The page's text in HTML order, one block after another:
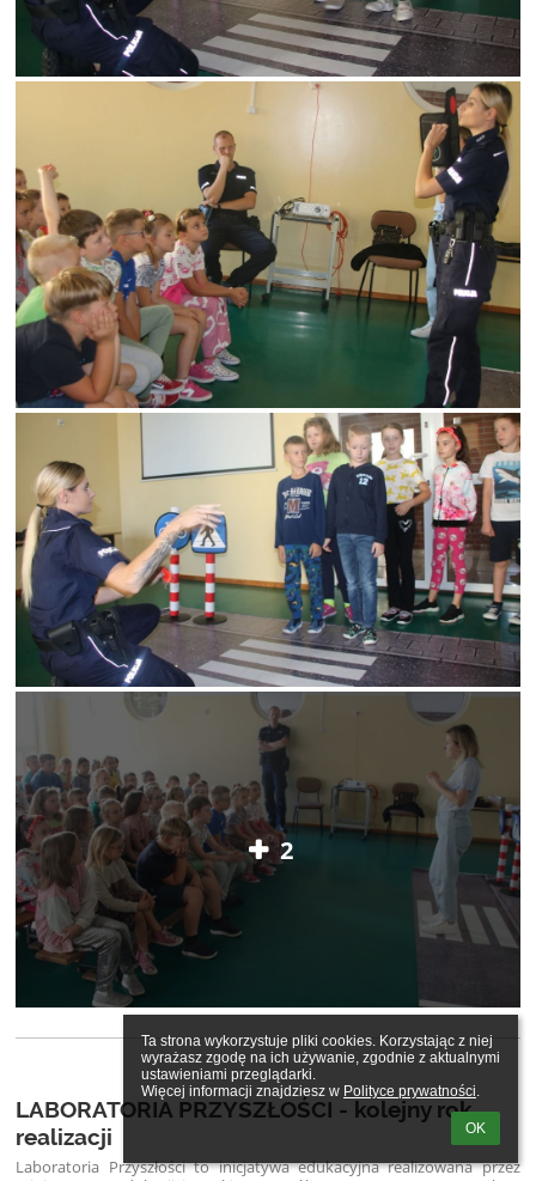
Ta strona wykorzystuje pliki cookies. Korzystając z niej
wyrażasz zgodę na ich używanie, zgodnie z aktualnymi
ustawieniami przeglądarki.
Więcej informacji znajdziesz w Polityce prywatności.
OK
2
LABORATORIA PRZYSZŁOŚCI - kolejny rok
realizacji
Laboratoria Przyszłości to inicjatywa edukacyjna realizowana przez